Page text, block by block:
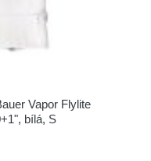
Vapor Flylite
bílá, S